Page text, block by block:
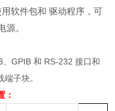
用软件包和 驱动程序，可
源。
、GPIB和 RS-232接口和
子块。
：